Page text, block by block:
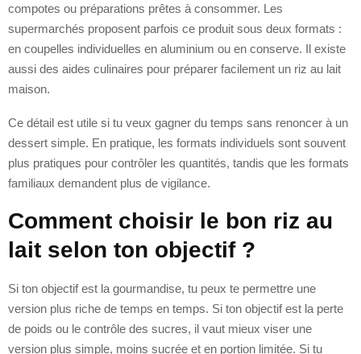
compotes ou préparations prêtes à consommer. Les
supermarchés proposent parfois ce produit sous deux formats :
en coupelles individuelles en aluminium ou en conserve. Il existe
aussi des aides culinaires pour préparer facilement un riz au lait
maison.
Ce détail est utile si tu veux gagner du temps sans renoncer à un
dessert simple. En pratique, les formats individuels sont souvent
plus pratiques pour contrôler les quantités, tandis que les formats
familiaux demandent plus de vigilance.
Comment choisir le bon riz au
lait selon ton objectif ?
Si ton objectif est la gourmandise, tu peux te permettre une
version plus riche de temps en temps. Si ton objectif est la perte
de poids ou le contrôle des sucres, il vaut mieux viser une
version plus simple, moins sucrée et en portion limitée. Si tu